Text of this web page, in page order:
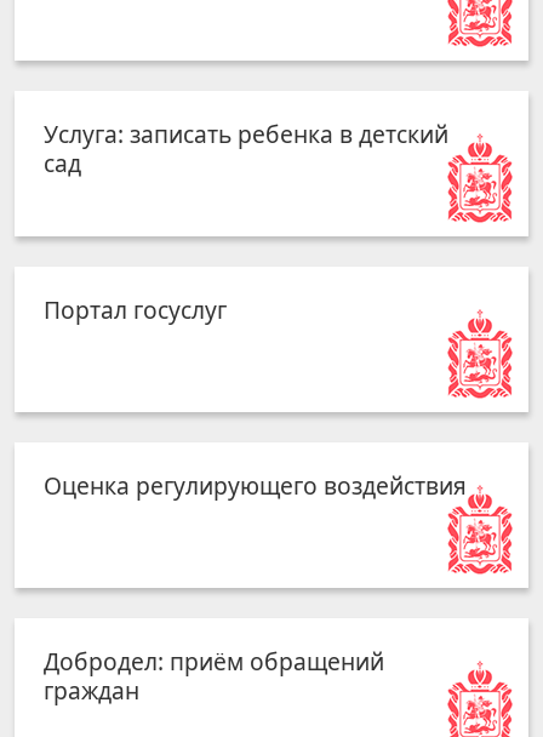
Услуга: записать ребенка в детский
сад
Портал госуслуг
Оценка регулирующего воздействия
Добродел: приём обращений
граждан